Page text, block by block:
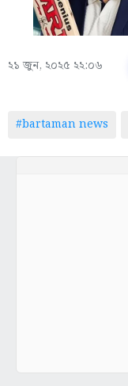
২১ জুন, ২০২৫ ২২:০৬
#bartaman news